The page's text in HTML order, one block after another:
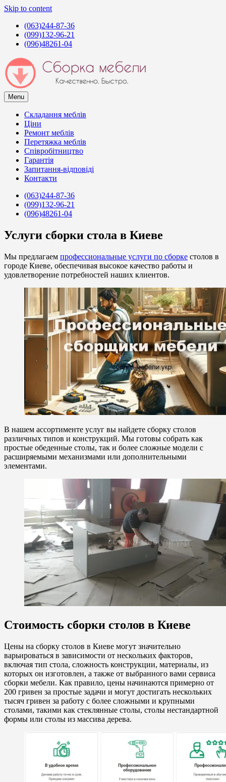
Skip to content
(063)244-87-36
(099)132-96-21
(096)48261-04
Сборка мебели в Киеве
Услуги сборщиков мебели в Киеве
Menu
Складання меблів
Ціни
Ремонт меблів
Перетяжка меблів
Співробітництво
Гарантія
Запитання-відповіді
Контакти
(063)244-87-36
(099)132-96-21
(096)48261-04
Услуги сборки стола в Киеве
Мы предлагаем профессиональные услуги по сборке столов в
городе Киеве, обеспечивая высокое качество работы и
удовлетворение потребностей наших клиентов.
В нашем ассортименте услуг вы найдете сборку столов
различных типов и конструкций. Мы готовы собрать как
простые обеденные столы, так и более сложные модели с
расширяемыми механизмами или дополнительными
элементами.
Стоимость сборки столов в Киеве
Цены на сборку столов в Киеве могут значительно
варьироваться в зависимости от нескольких факторов,
включая тип стола, сложность конструкции, материалы, из
которых он изготовлен, а также от выбранного вами сервиса
сборки мебели. Как правило, цены начинаются примерно от
200 гривен за простые задачи и могут достигать нескольких
тысяч гривен за работу с более сложными и крупными
столами, такими как стеклянные столы, столы нестандартной
формы или столы из массива дерева.